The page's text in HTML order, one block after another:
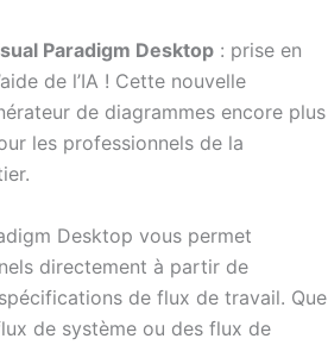
Paradigm Desktop : prise en
de l’IA ! Cette nouvelle
de diagrammes encore plus
les professionnels de la
Desktop vous permet
directement à partir de
de flux de travail. Que
de système ou des flux de